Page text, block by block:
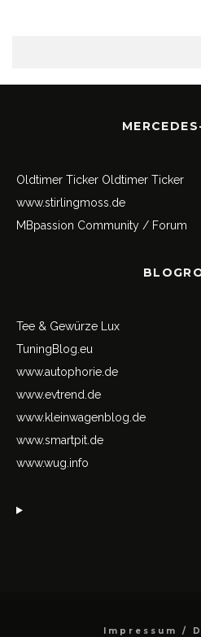
Oldtimer Ticker Oldtimer Ticker
www.stirlingmoss.de
MBpassion Community / Forum
Tee & Gewürze Lux
TuningBlog.eu
www.autophorie.de
www.evtrend.de
www.kleinwagenblog.de
www.smartpit.de
www.wug.info
Impressum /